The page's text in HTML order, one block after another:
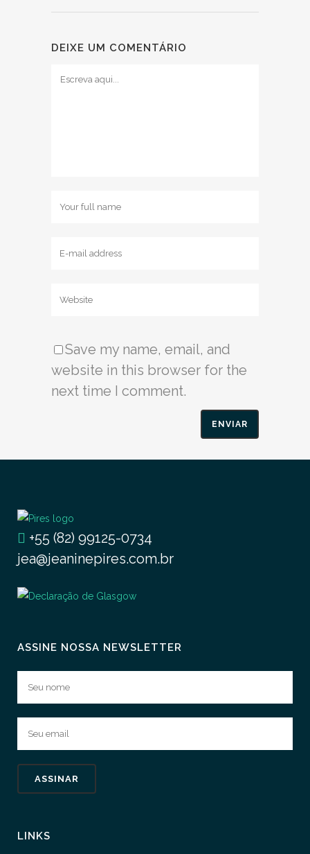
DEIXE UM COMENTÁRIO
Save my name, email, and
website in this browser for the
next time I comment.
+55 (82) 99125-0734
jea@jeaninepires.com.br
ASSINE NOSSA NEWSLETTER
LINKS